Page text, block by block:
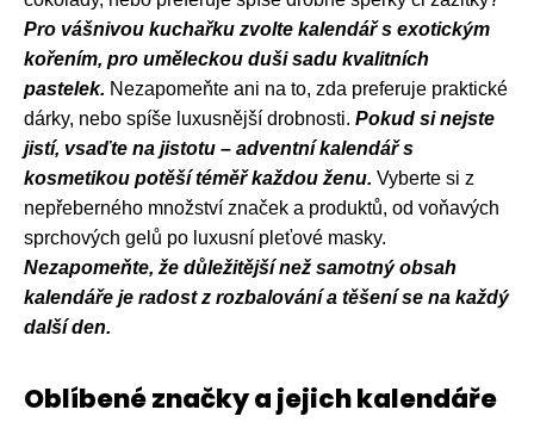
Pro vášnivou kuchařku zvolte kalendář s exotickým
kořením, pro uměleckou duši sadu kvalitních
pastelek. Nezapomeňte ani na to, zda preferuje praktické
dárky, nebo spíše luxusnější drobnosti. Pokud si nejste
jistí, vsaďte na jistotu – adventní kalendář s
kosmetikou potěší téměř každou ženu. Vyberte si z
nepřeberného množství značek a produktů, od voňavých
sprchových gelů po luxusní pleťové masky.
Nezapomeňte, že důležitější než samotný obsah
kalendáře je radost z rozbalování a těšení se na každý
další den.
Oblíbené značky a jejich kalendáře